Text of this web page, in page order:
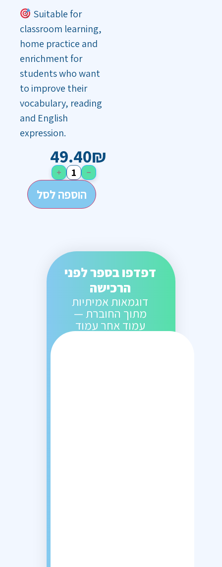
Suitable for
classroom learning,
home practice and
enrichment for
students who want
to improve their
vocabulary, reading
and English
expression.
49.40₪
−
+
הוספה לסל
דפדפו בספר לפני
הרכישה
דוגמאות אמיתיות
מתוך החוברת —
עמוד אחר עמוד